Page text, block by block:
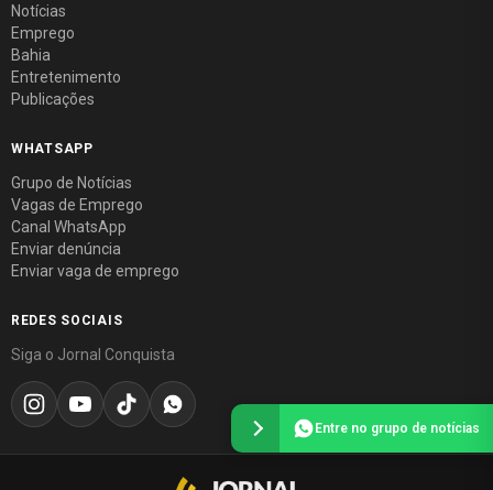
Notícias
Emprego
Bahia
Entretenimento
Publicações
WHATSAPP
Grupo de Notícias
Vagas de Emprego
Canal WhatsApp
Enviar denúncia
Enviar vaga de emprego
REDES SOCIAIS
Siga o Jornal Conquista
Entre no grupo de notícias